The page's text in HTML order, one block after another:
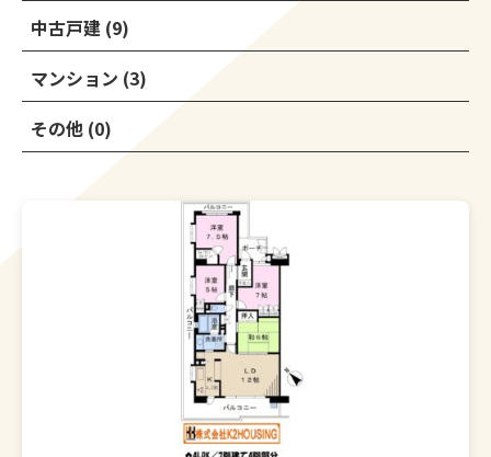
中古戸建 (9)
マンション (3)
その他 (0)